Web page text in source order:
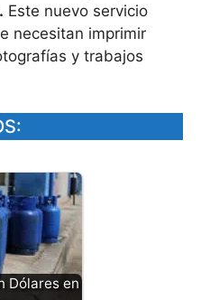
Este nuevo servicio
necesitan imprimir
y trabajos
Dólares en